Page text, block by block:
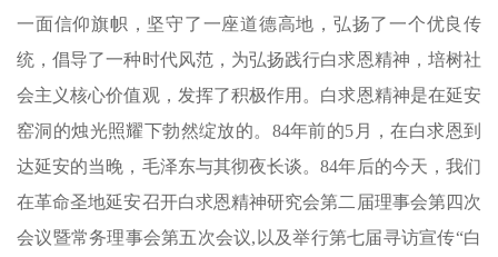
一面信仰旗帜，坚守了一座道德高地，弘扬了一个优良传
统，倡导了一种时代风范，为弘扬践行白求恩精神，培树社
会主义核心价值观，发挥了积极作用。白求恩精神是在延安
窑洞的烛光照耀下勃然绽放的。84年前的5月，在白求恩到
达延安的当晚，毛泽东与其彻夜长谈。84年后的今天，我们
在革命圣地延安召开白求恩精神研究会第二届理事会第四次
会议暨常务理事会第五次会议, 以及举行第七届寻访宣传“白